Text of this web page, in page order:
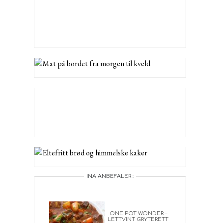
INA ANBEFALER :
ONE POT WONDER –
LETTVINT GRYTERETT